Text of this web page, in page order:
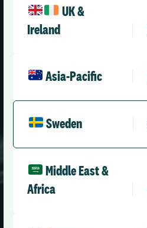
UK &
Ireland
Asia-Pacific
Sweden
Middle East &
Africa
Förnamn:*
Jobbtitel:*